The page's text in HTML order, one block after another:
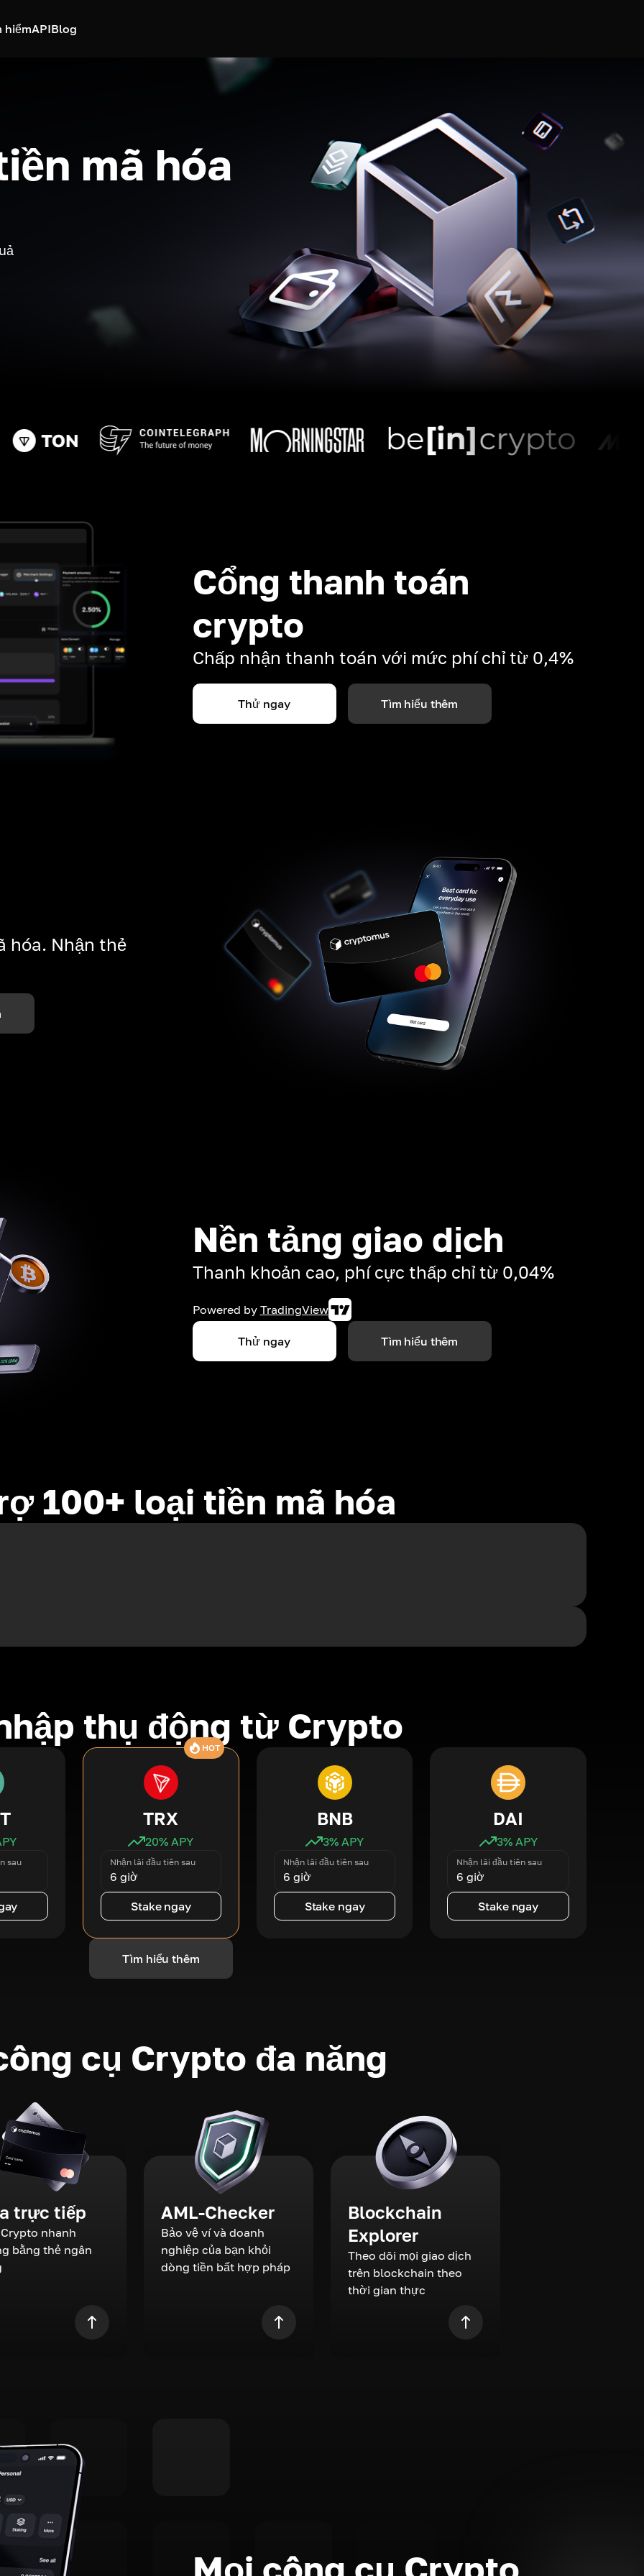
hiểmAPIBlog
mã hóa
Cổng thanh toán
crypto
Chấp nhận thanh toán với mức phí chỉ từ 0,4%
Thử ngay Tìm hiểu thêm
hóa. Nhận thẻ
Nền tảng giao dịch
Thanh khoản cao, phí cực thấp chỉ từ 0,04%
Powered by TradingView
Thử ngay Tìm hiểu thêm
100+ loại tiền mã hóa
thụ động từ Crypto
sau
HOT
TRX
20% APY
Nhận lãi đầu tiên sau
6 giờ
Stake ngay
BNB
3% APY
Nhận lãi đầu tiên sau
6 giờ
Stake ngay
DAI
3% APY
Nhận lãi đầu tiên sau
6 giờ
Stake ngay
Tìm hiểu thêm
cụ Crypto đa năng
trực tiếp
nhanh
bằng thẻ ngân
AML-Checker
Bảo vệ ví và doanh
nghiệp của bạn khỏi
dòng tiền bất hợp pháp
Blockchain
Explorer
Theo dõi mọi giao dịch
trên blockchain theo
thời gian thực